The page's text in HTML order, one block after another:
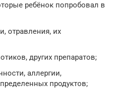
ребёнок попробовал в
отравления, их
других препаратов;
аллергии,
продуктов;